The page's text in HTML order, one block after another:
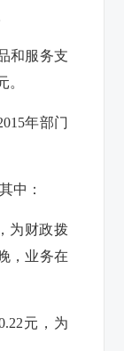
和服务支
。
年部门
中：
为财政拨
，业务在
元，为